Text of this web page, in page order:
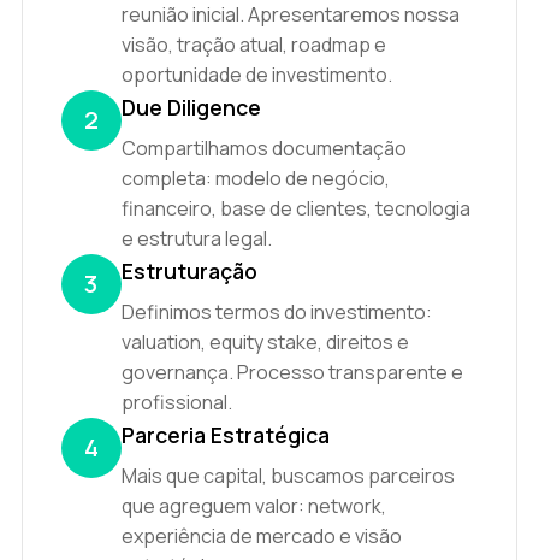
reunião inicial. Apresentaremos nossa
visão, tração atual, roadmap e
oportunidade de investimento.
2 Due Diligence
Compartilhamos documentação
completa: modelo de negócio,
financeiro, base de clientes, tecnologia
e estrutura legal.
3 Estruturação
Definimos termos do investimento:
valuation, equity stake, direitos e
governança. Processo transparente e
profissional.
4 Parceria Estratégica
Mais que capital, buscamos parceiros
que agreguem valor: network,
experiência de mercado e visão